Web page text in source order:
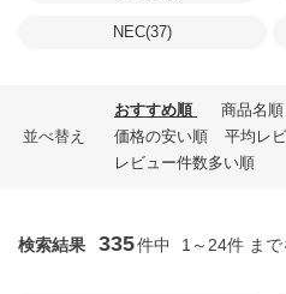
NEC(37)
並べ替え
おすすめ順 商品名順
価格の安い順
平均レ
レビュー件数多い順
検索結果 335件中 1～24件 ま